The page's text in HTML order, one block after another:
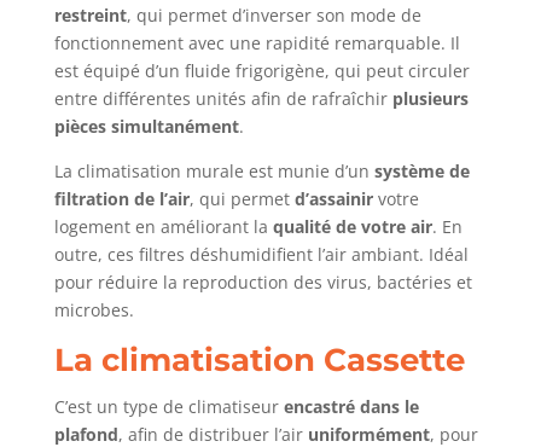
restreint, qui permet d’inverser son mode de
fonctionnement avec une rapidité remarquable. Il
est équipé d’un fluide frigorigène, qui peut circuler
entre différentes unités afin de rafraîchir plusieurs
pièces simultanément.
La climatisation murale est munie d’un système de
filtration de l’air, qui permet d’assainirvotre
logement en améliorant la qualité de votre air. En
outre, ces filtres déshumidifient l’air ambiant. Idéal
pour réduire la reproduction des virus, bactéries et
microbes.
La climatisation Cassette
C’est un type de climatiseur encastré dans le
plafond, afin de distribuer l’air uniformément, pour